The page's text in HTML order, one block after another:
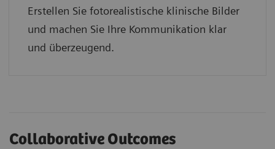
Erstellen Sie fotorealistische klinische Bilder
und machen Sie Ihre Kommunikation klar
und überzeugend.
Collaborative Outcomes